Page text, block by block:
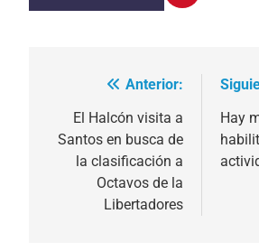
Navegación
entradas
Anterior:
El Halcón visita a
Santos en busca de
la clasificación a
Octavos de la
Libertadores
Hay